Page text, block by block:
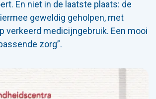
En niet in de laatste plaats: de
geweldig geholpen, met
verkeerd medicijngebruik. Een mooi
zorg”.